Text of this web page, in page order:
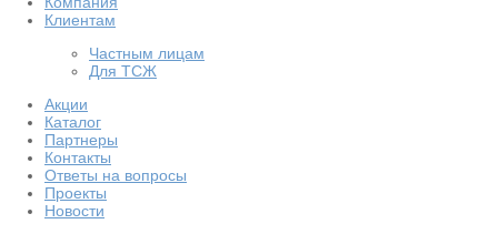
Клиентам
Частным лицам
Для ТСЖ
Акции
Каталог
Партнеры
Контакты
Ответы на вопросы
Проекты
Новости